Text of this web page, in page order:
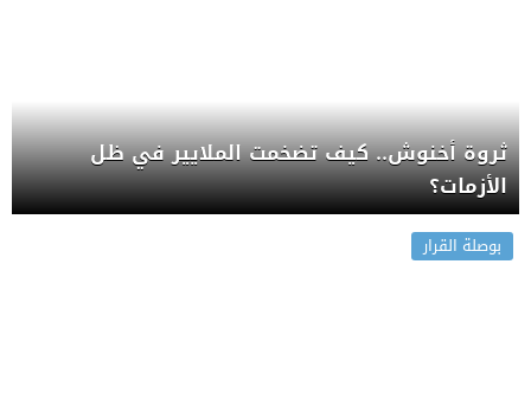
ثروة أخنوش.. كيف تضخمت الملايير في ظل
الأزمات؟
بوصلة القرار